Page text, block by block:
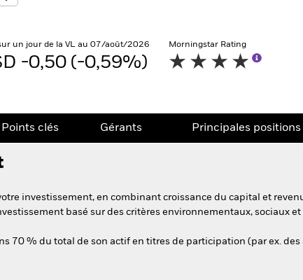
un jour de la VL au 07/août/2026
-0,50 (-0,59%)
Morningstar Rating
Points clés Gérants Principales positions
investissement, en combinant croissance du capital et
basé sur des critères environnementaux, sociaux et
70 % du total de son actif en titres de participation (par ex.